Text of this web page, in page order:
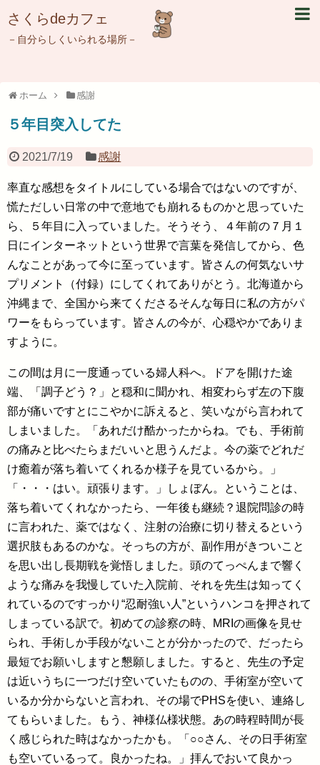
さくらdeカフェ
－自分らしくいられる場所－
ホーム 感謝
５年目突入してた
2021/7/19 感謝
率直な感想をタイトルにしている場合ではないのですが、
慌ただしい日常の中で意地でも崩れるものかと思っていた
ら、５年目に入っていました。そうそう、４年前の７月１
日にインターネットという世界で言葉を発信してから、色
んなことがあって今に至っています。皆さんの何気ないサ
プリメント（付録）にしてくれてありがとう。北海道から
沖縄まで、全国から来てくださるそんな毎日に私の方がパ
ワーをもらっています。皆さんの今が、心穏やかでありま
すように。
この間は月に一度通っている婦人科へ。ドアを開けた途
端、「調子どう？」と穏和に聞かれ、相変わらず左の下腹
部が痛いですとにこやかに訴えると、笑いながら言われて
しまいました。「あれだけ酷かったからね。でも、手術前
の痛みと比べたらまだいいと思うんだよ。今の薬でどれだ
け癒着が落ち着いてくれるか様子を見ているから。」
「・・・はい。頑張ります。」しょぼん。ということは、
落ち着いてくれなかったら、一年後も継続？退院問診の時
に言われた、薬ではなく、注射の治療に切り替えるという
選択肢もあるのかな。そっちの方が、副作用がきついこと
を思い出し長期戦を覚悟しました。頭のてっぺんまで響く
ような痛みを我慢していた入院前、それを先生は知ってく
れているのですっかり“忍耐強い人”というハンコを押されて
しまっている訳で。初めての診察の時、MRIの画像を見せ
られ、手術しか手段がないことが分かったので、だったら
最短でお願いしますと懇願しました。すると、先生の予定
は近いうちに一つだけ空いていたものの、手術室が空いて
いるか分からないと言われ、その場でPHSを使い、連絡し
てもらいました。もう、神様仏様状態。あの時程時間が長
く感じられた時はなかったかも。「○○さん、その日手術室
も空いているって。良かったね。」拝んでおいて良かっ